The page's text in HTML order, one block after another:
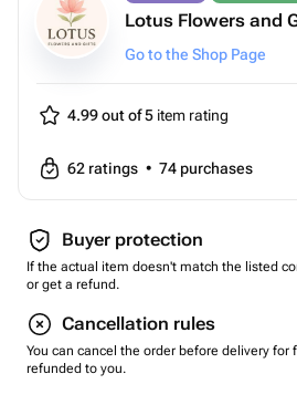
Lotus Flowers and
Go to the Shop Page
4.99 out of 5 item rating
62 ratings • 74 purchases
Buyer protection
If the actual item doesn't match the listed
or get a refund.
Cancellation rules
You can cancel the order before delivery
refunded to you.